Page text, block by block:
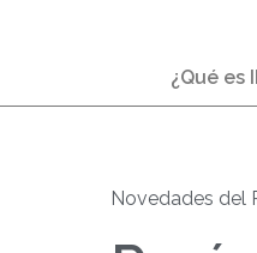
¿Qué es
Novedades del